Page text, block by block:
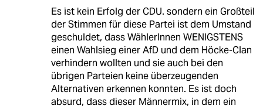
Es ist kein Erfolg der CDU. sondern ein Großteil
der Stimmen für diese Partei ist dem Umstand
geschuldet, dass WählerInnen WENIGSTENS
einen Wahlsieg einer AfD und dem Höcke-Clan
verhindern wollten und sie auch bei den
übrigen Parteien keine überzeugenden
Alternativen erkennen konnten. Es ist doch
absurd, dass dieser Männermix, in dem ein